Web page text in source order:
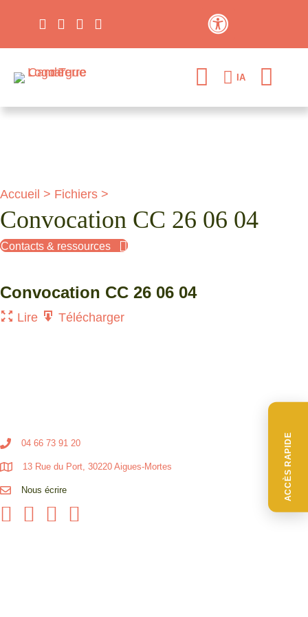
ACCÈS RAPIDE
IA
Accueil > Fichiers >
Convocation CC 26 06 04
Contacts & ressources
Convocation CC 26 06 04
Lire Télécharger
04 66 73 91 20
13 Rue du Port, 30220 Aigues-Mortes
Nous écrire